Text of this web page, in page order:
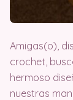
Amigas(o),
crochet,
hermoso
nuestras